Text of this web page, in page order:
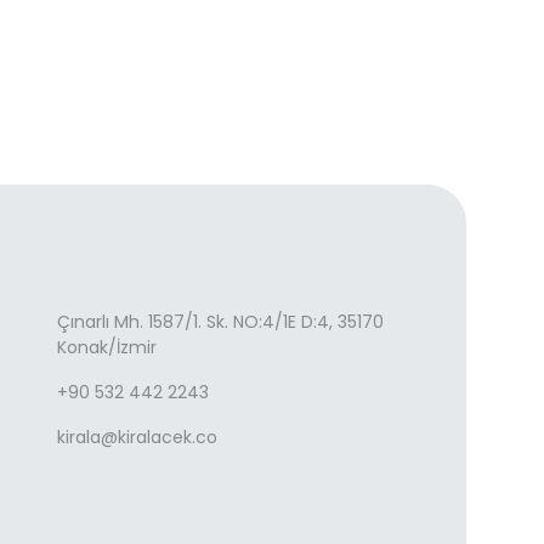
Çınarlı Mh. 1587/1. Sk. NO:4/1E D:4, 35170
Konak/İzmir
+90 532 442 2243
kirala@kiralacek.co